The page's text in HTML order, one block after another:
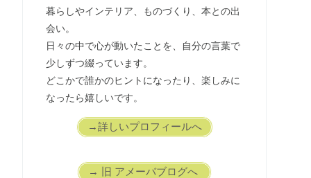
暮らしやインテリア、ものづくり、本との出
会い。
日々の中で心が動いたことを、自分の言葉で
少しずつ綴っています。
どこかで誰かのヒントになったり、楽しみに
なったら嬉しいです。
→詳しいプロフィールへ
→ 旧 アメーバブログへ